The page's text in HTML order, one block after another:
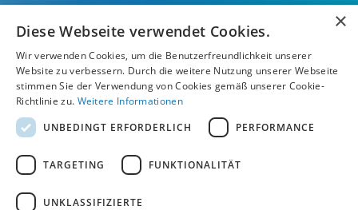
Service-Hotline
Service
Unternehmen
×
Diese Webseite verwendet Cookies.
Wir verwenden Cookies, um die Benutzerfreundlichkeit unserer
Website zu verbessern. Durch die weitere Nutzung unserer Webseite
stimmen Sie der Verwendung von Cookies gemäß unserer Cookie-
Richtlinie zu. Weitere Informationen
UNBEDINGT ERFORDERLICH
PERFORMANCE
TARGETING FUNKTIONALITÄT
UNKLASSIFIZIERTE